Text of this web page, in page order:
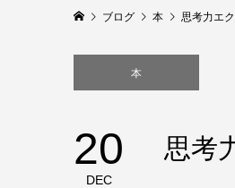
ブログ 本 思考力エ
本
20
DEC
思考